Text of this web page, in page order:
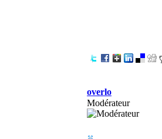
overlo
Modérateur